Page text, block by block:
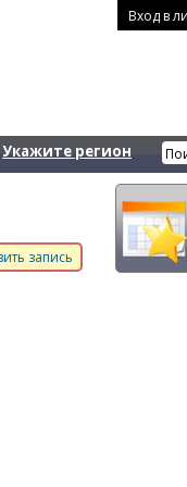
Вход в
Укажите регион
запись